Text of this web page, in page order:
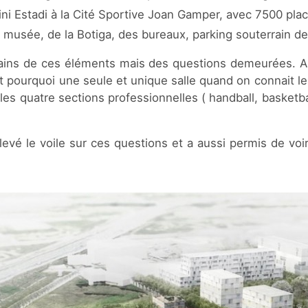
Estadi à la Cité Sportive Joan Gamper, avec 7500
de la Botiga, des bureaux, parking souterrain
de ces éléments mais des questions demeurées.
pourquoi une seule et unique salle quand on connait
quatre sections professionnelles ( handball,
le voile sur ces questions et a aussi permis de